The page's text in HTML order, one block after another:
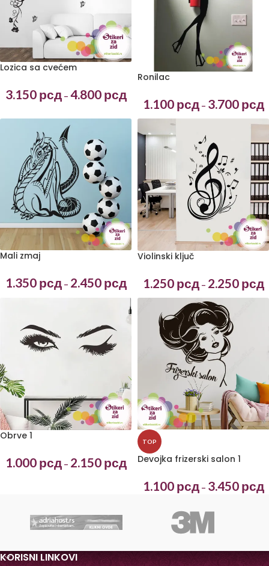
Lozica sa cvećem
3.150 рсд – 4.800 рсд
Ronilac
1.100 рсд – 3.700 рсд
Mali zmaj
1.350 рсд – 2.450 рсд
Violinski ključ
1.250 рсд – 2.250 рсд
Obrve 1
1.000 рсд – 2.150 рсд
TOP
Devojka frizerski salon 1
1.100 рсд – 3.450 рсд
KORISNI LINKOVI